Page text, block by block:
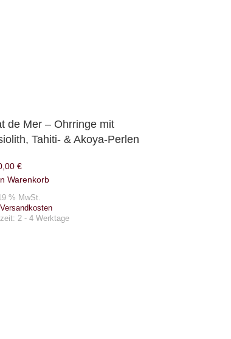
de Mer – Ohrringe mit
Tahiti- & Akoya-Perlen
€
Warenkorb
% MwSt.
Versandkosten
2 - 4 Werktage